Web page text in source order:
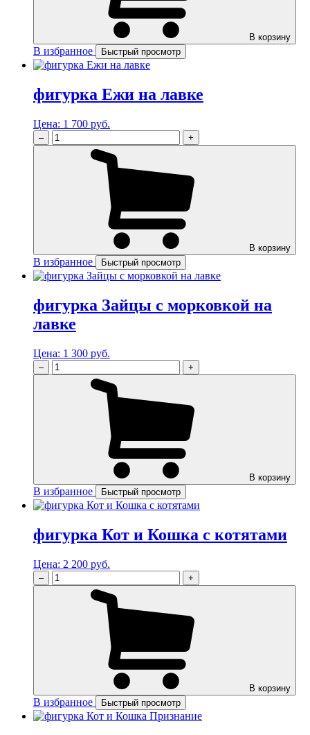
В корзину
В избранное Быстрый просмотр
фигурка Ежи на лавке
Цена: 1 700 руб.
– +
В корзину
В избранное Быстрый просмотр
фигурка Зайцы с морковкой на
лавке
Цена: 1 300 руб.
– +
В корзину
В избранное Быстрый просмотр
фигурка Кот и Кошка с котятами
Цена: 2 200 руб.
– +
В корзину
В избранное Быстрый просмотр